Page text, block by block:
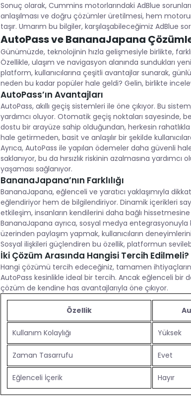
Sonuç olarak, Cummins motorlarındaki AdBlue
anlaşılması ve doğru çözümler üretilmesi, hem
taşır. Umarım bu bilgiler, karşılaşabileceğimiz AdBlue
AutoPass ve BananaJapana
Günümüzde, teknolojinin hızla gelişmesiyle birlikte, farklı
Özellikle, ulaşım ve navigasyon alanında sundukları
platform, kullanıcılarına çeşitli avantajlar sunarak,
neden bu kadar popüler hale geldi? Gelin, birlikte
AutoPass’ın Avantajları
AutoPass, akıllı geçiş sistemleri ile öne çıkıyor. Bu
yardımcı oluyor. Otomatik geçiş noktaları sayesinde,
dostu bir arayüze sahip olduğundan, herkesin
hale getirmeden, basit ve anlaşılır bir şekilde
Ayrıca, AutoPass ile yapılan ödemeler daha güvenli
saklanıyor, bu da hırsızlık riskinin azalmasına
yaşaması sağlanıyor.
BananaJapana’nın Farklılığı
BananaJapana, eğlenceli ve yaratıcı yaklaşımıyla
eğlendiriyor hem de bilgilendiriyor. Dinamik içerikleri
etkileşim, insanların kendilerini daha bağlı hissetmesine
BananaJapana ayrıca, sosyal medya entegrasyonuyla
üzerinden paylaşım yapmak, kullanıcıların
Sosyal ilişkileri güçlendiren bu özellik, platformun
İki Çözüm Arasında Hangisi Tercih Edilmeli?
Hangi çözümü tercih edeceğiniz, tamamen
AutoPass kesinlikle ideal bir tercih. Ancak eğlenceli bir
çözüm de kendine has avantajlarıyla öne çıkıyor.
Özellik
Kullanım Kolaylığı Yüksek
Zaman Tasarrufu Evet
Eğlenceli İçerik Hayır